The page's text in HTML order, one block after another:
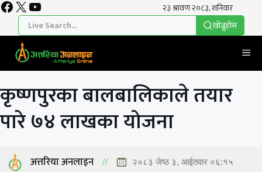
Skip
content
Facebook
X YouTube
खाेज्नुहाेस
कृष्णपुरका बालबालिकाले तयार
पारे ७४ लाखका योजना
अत्तरिया अनलाइन २०८३ जेष्ठ ३, आईतवार ०६:१५